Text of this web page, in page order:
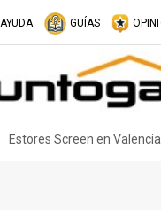
AYUDA GUÍAS
Estores Screen en